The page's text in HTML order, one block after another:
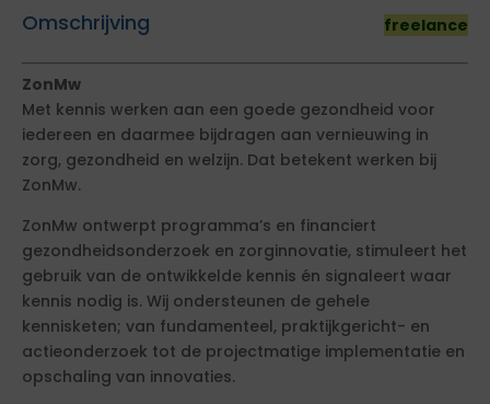
Omschrijving freelance
ZonMw
Met kennis werken aan een goede gezondheid voor
iedereen en daarmee bijdragen aan vernieuwing in
zorg, gezondheid en welzijn. Dat betekent werken bij
ZonMw.
ZonMw ontwerpt programma’s en financiert
gezondheidsonderzoek en zorginnovatie, stimuleert het
gebruik van de ontwikkelde kennis én signaleert waar
kennis nodig is. Wij ondersteunen de gehele
kennisketen; van fundamenteel, praktijkgericht- en
actieonderzoek tot de projectmatige implementatie en
opschaling van innovaties.